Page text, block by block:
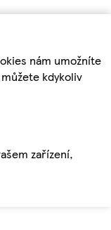
nám umožníte
kdykoliv
zařízení,